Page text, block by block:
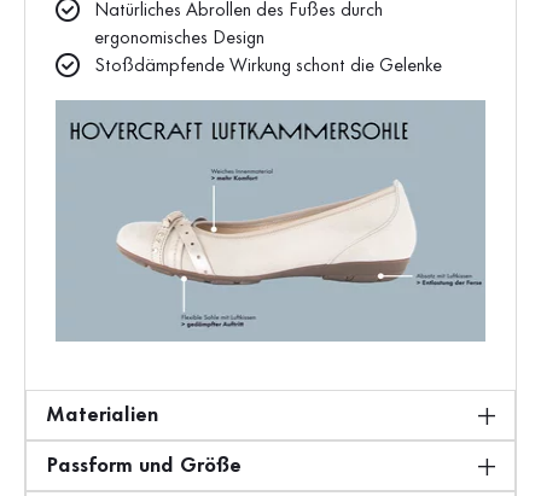
Natürliches Abrollen des Fußes durch
ergonomisches Design
Stoßdämpfende Wirkung schont die Gelenke
Materialien
Passform und Größe